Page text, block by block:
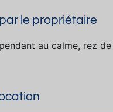
le propriétaire
au calme, rez